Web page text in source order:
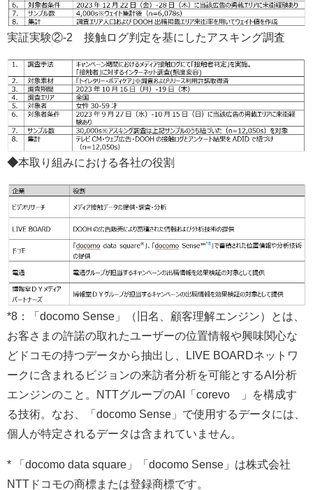
実証実験②-2 接触ログ判定を基にしたアスキング調査
◆本取り組みにおける各社の役割
*8：「docomo Sense」（旧名、顧客理解エンジン）とは、
お客さまの許諾の取れたユーザーの位置情報や興味関心な
どドコモの持つデータから抽出し、LIVE BOARDネットワ
ークに含まれるビジョンの来訪者分析を可能とするAI分析
エンジンのこと。NTTグループのAI「corevo®」を構成す
る技術。なお、「docomo Sense」で使用するデータには、
個人が特定されるデータは含まれていません。
* 「docomo data square」「docomo Sense」は株式会社
NTTドコモの商標または登録商標です。